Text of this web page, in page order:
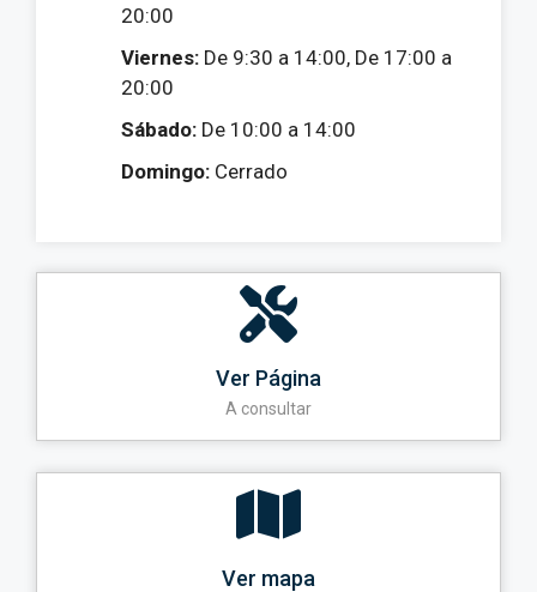
20:00
Viernes: De 9:30 a 14:00, De 17:00 a
20:00
Sábado: De 10:00 a 14:00
Domingo: Cerrado
Ver Página
A consultar
Ver mapa